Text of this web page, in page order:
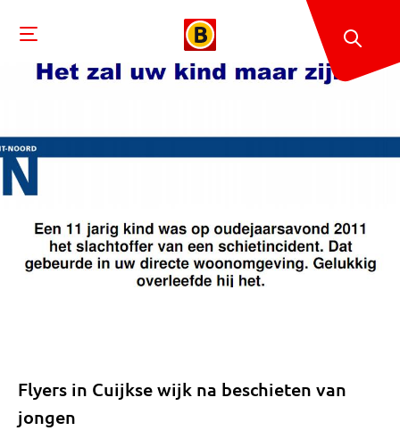
Flyers in Cuijkse wijk na beschieten van
jongen